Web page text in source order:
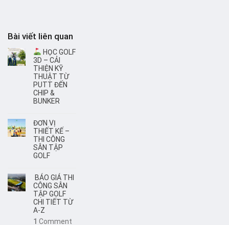
Bài viết liên quan
HỌC GOLF
3D – CẢI
THIỆN KỸ
THUẬT TỪ
PUTT ĐẾN
CHIP &
BUNKER
ĐƠN VỊ
THIẾT KẾ –
THI CÔNG
SÂN TẬP
GOLF
BÁO GIÁ THI
CÔNG SÂN
TẬP GOLF
CHI TIẾT TỪ
A-Z
1 Comment